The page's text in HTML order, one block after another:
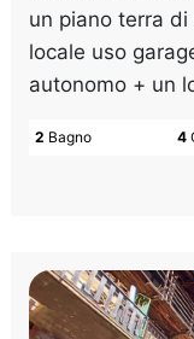
un piano terra
locale uso
autonomo + un
4
2 Bagno